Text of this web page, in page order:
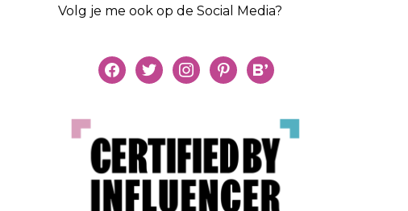
Volg je me ook op de Social Media?
facebooktwitterinstagrampinterestbloglovin